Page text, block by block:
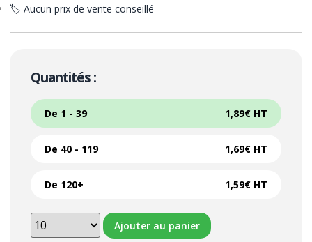
🏷️ Aucun prix de vente conseillé
Quantités :
De 1 - 39 1,89€ HT
De 40 - 119 1,69€ HT
De 120+ 1,59€ HT
Ajouter au panier